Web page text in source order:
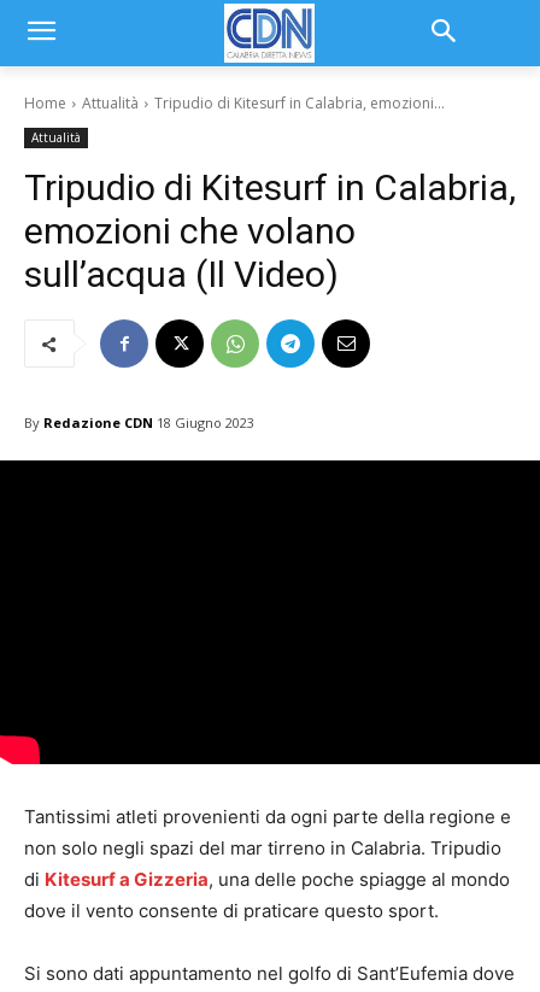
Home Attualità Tripudio di Kitesurf in Calabria, emozioni...
Attualità
Tripudio di Kitesurf in Calabria,
emozioni che volano
sull’acqua (Il Video)
By Redazione CDN 18 Giugno 2023
Tantissimi atleti provenienti da ogni parte della regione e
non solo negli spazi del mar tirreno in Calabria. Tripudio
di Kitesurf a Gizzeria, una delle poche spiagge al mondo
dove il vento consente di praticare questo sport.
Si sono dati appuntamento nel golfo di Sant’Eufemia dove